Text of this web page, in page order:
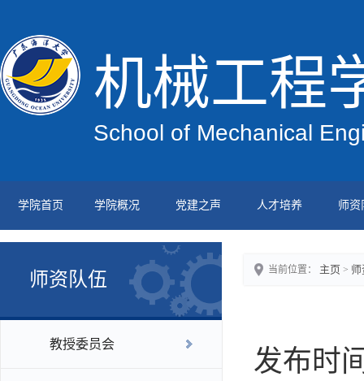
机械工程
School of Mechanical
学院首页 学院概况 党建之声 人才培养 师资
师资队伍
教授委员会
当前位置： 主页 >
发布时